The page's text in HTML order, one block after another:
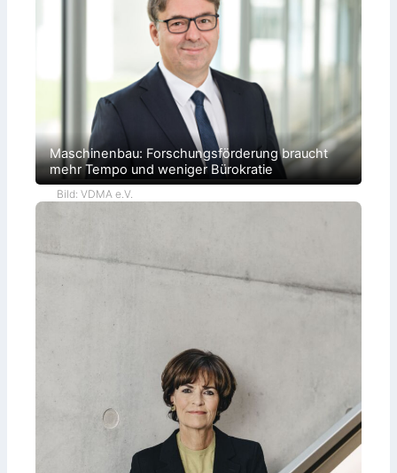
Maschinenbau: Forschungsförderung braucht
mehr Tempo und weniger Bürokratie
Bild: VDMA e.V.